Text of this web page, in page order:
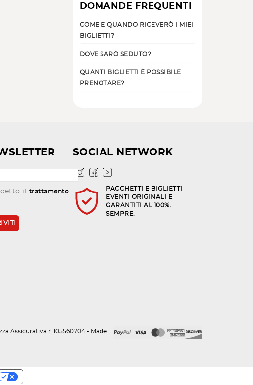
DOMANDE FREQUENTI
COME E QUANDO RICEVERÒ I MIEI
BIGLIETTI?
DOVE SARÒ SEDUTO?
QUANTI BIGLIETTI È POSSIBILE
PRENOTARE?
il trattamento
SOCIAL NETWORK
PACCHETTI E BIGLIETTI
EVENTI ORIGINALI E
GARANTITI AL 100%.
SEMPRE.
Assicurativa n.105560704 - Made